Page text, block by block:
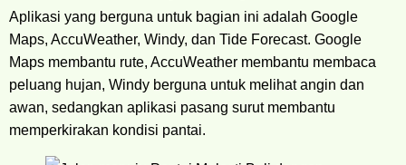
Aplikasi yang berguna untuk bagian ini adalah Google
Maps, AccuWeather, Windy, dan Tide Forecast. Google
Maps membantu rute, AccuWeather membantu membaca
peluang hujan, Windy berguna untuk melihat angin dan
awan, sedangkan aplikasi pasang surut membantu
memperkirakan kondisi pantai.